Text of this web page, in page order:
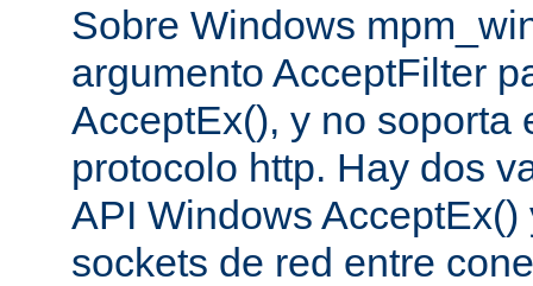
Sobre Windows
argumento AcceptFilter
AcceptEx(), y no soporta
protocolo http. Hay dos
API Windows
sockets de red entre